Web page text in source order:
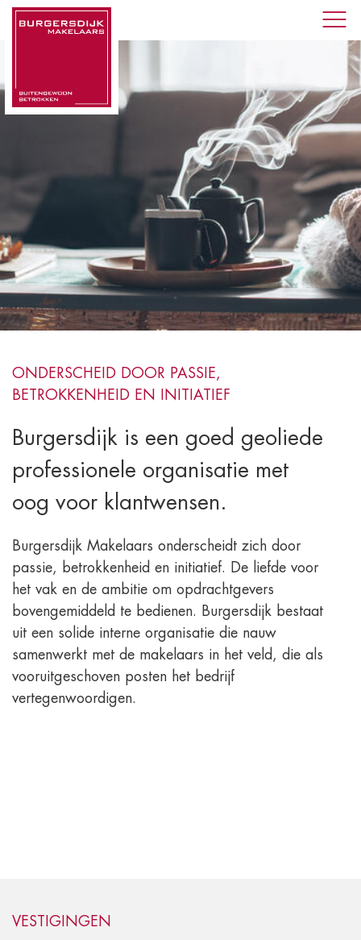
ONDERSCHEID DOOR PASSIE,
BETROKKENHEID EN INITIATIEF
Burgersdijk is een goed geoliede
professionele organisatie met
oog voor klantwensen.
Burgersdijk Makelaars onderscheidt zich door
passie, betrokkenheid en initiatief. De liefde voor
het vak en de ambitie om opdrachtgevers
bovengemiddeld te bedienen. Burgersdijk bestaat
uit een solide interne organisatie die nauw
samenwerkt met de makelaars in het veld, die als
vooruitgeschoven posten het bedrijf
vertegenwoordigen.
VESTIGINGEN